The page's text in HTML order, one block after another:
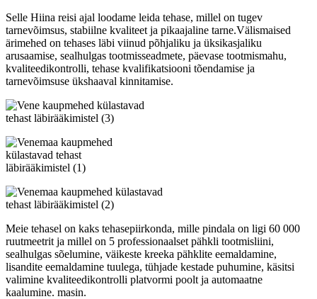
Selle Hiina reisi ajal loodame leida tehase, millel on tugev
tarnevõimsus, stabiilne kvaliteet ja pikaajaline tarne.Välismaised
ärimehed on tehases läbi viinud põhjaliku ja üksikasjaliku
arusaamise, sealhulgas tootmisseadmete, päevase tootmismahu,
kvaliteedikontrolli, tehase kvalifikatsiooni tõendamise ja
tarnevõimsuse ükshaaval kinnitamise.
Meie tehasel on kaks tehasepiirkonda, mille pindala on ligi 60 000
ruutmeetrit ja millel on 5 professionaalset pähkli tootmisliini,
sealhulgas sõelumine, väikeste kreeka pähklite eemaldamine,
lisandite eemaldamine tuulega, tühjade kestade puhumine, käsitsi
valimine kvaliteedikontrolli platvormi poolt ja automaatne
kaalumine. masin.